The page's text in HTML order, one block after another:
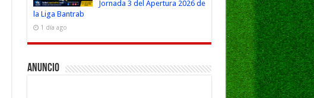
Jornada 3 del Apertura 2026 de
la Liga Bantrab
1 día ago
Anuncio